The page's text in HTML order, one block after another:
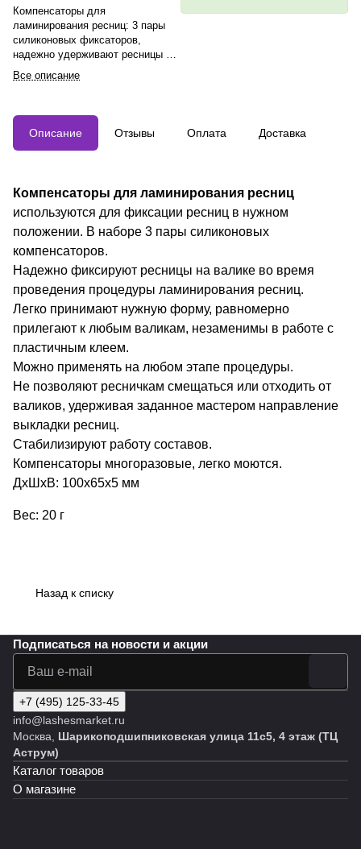
Компенсаторы для
ламинирования ресниц: 3 пары
силиконовых фиксаторов,
надежно удерживают ресницы на
валике, принимают форму,
подходят для любого этапа
составы, многоразовые.
Все описание
Описание Отзывы Оплата Доставка
Компенсаторы для ламинирования ресниц
используются для фиксации ресниц в нужном
положении. В наборе 3 пары силиконовых
компенсаторов.
Надежно фиксируют ресницы на валике во время
проведения процедуры ламинирования ресниц.
Легко принимают нужную форму, равномерно
прилегают к любым валикам, незаменимы в работе с
пластичным клеем.
Можно применять на любом этапе процедуры.
Не позволяют ресничкам смещаться или отходить от
валиков, удерживая заданное мастером направление
выкладки ресниц.
Стабилизируют работу составов.
Компенсаторы многоразовые, легко моются.
ДxШxВ: 100x65x5 мм
Вес: 20 г
Назад к списку
Подписаться на новости и акции
+7 (495) 125-33-45
info@lashesmarket.ru
Москва, Шарикоподшипниковская улица 11с5, 4 этаж (ТЦ
Аструм)
Каталог товаров
О магазине